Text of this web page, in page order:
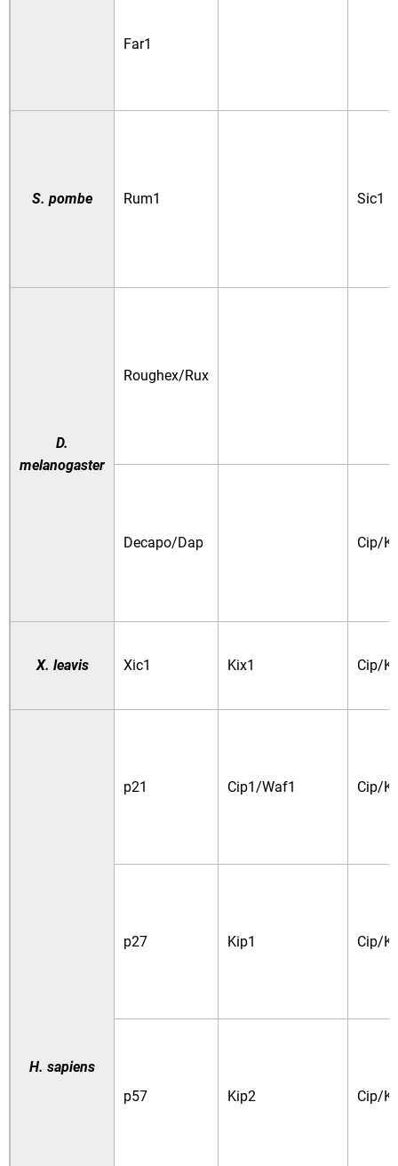
Far1
S. pombe Rum1 Sic1
D.
melanogaster
Roughex/Rux
Decapo/Dap Cip/
X. leavis Xic1 Kix1 Cip/
H. sapiens
p21 Cip1/Waf1 Cip/
p27 Kip1 Cip/
p57 Kip2 Cip/